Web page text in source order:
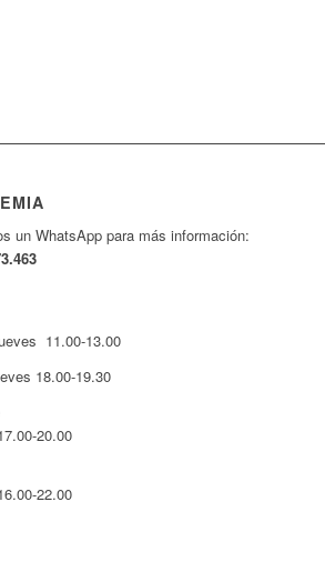
un WhatsApp para más información:
11.00-13.00
18.00-19.30
20.00
22.00